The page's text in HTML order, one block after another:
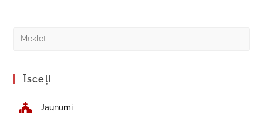
Īsceļi
Jaunumi